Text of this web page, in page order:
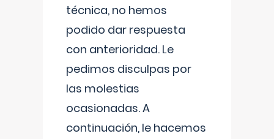
técnica, no hemos
podido dar respuesta
con anterioridad. Le
pedimos disculpas por
las molestias
ocasionadas. A
continuación, le hacemos